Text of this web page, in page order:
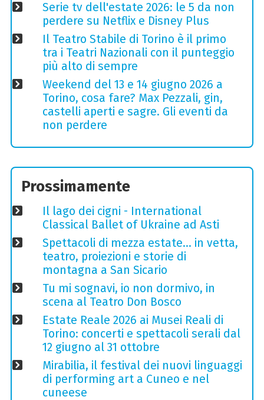
Serie tv dell'estate 2026: le 5 da non
perdere su Netflix e Disney Plus
Il Teatro Stabile di Torino è il primo
tra i Teatri Nazionali con il punteggio
più alto di sempre
Weekend del 13 e 14 giugno 2026 a
Torino, cosa fare? Max Pezzali, gin,
castelli aperti e sagre. Gli eventi da
non perdere
Prossimamente
Il lago dei cigni - International
Classical Ballet of Ukraine ad Asti
Spettacoli di mezza estate… in vetta,
teatro, proiezioni e storie di
montagna a San Sicario
Tu mi sognavi, io non dormivo, in
scena al Teatro Don Bosco
Estate Reale 2026 ai Musei Reali di
Torino: concerti e spettacoli serali dal
12 giugno al 31 ottobre
Mirabilia, il festival dei nuovi linguaggi
di performing art a Cuneo e nel
cuneese